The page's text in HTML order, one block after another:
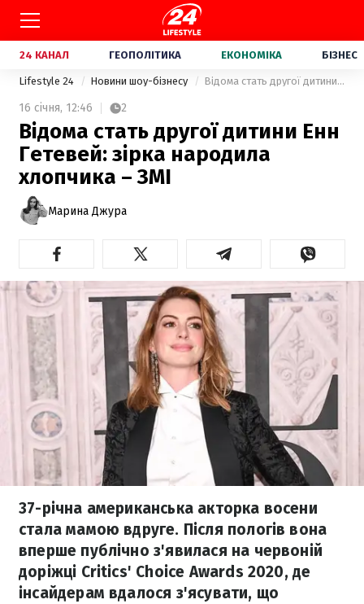
24 КАНАЛ ГЕОПОЛІТИКА ЕКОНОМІКА БІЗНЕС
Lifestyle 24 Новини шоу-бізнесу Відома стать другої дитини Енн Гетевей: зірка народила хлопчика – ЗМІ
16 січня, 12:46 2
Відома стать другої дитини Енн
Гетевей: зірка народила
хлопчика – ЗМІ
Марина Джура
37-річна американська акторка восени
стала мамою вдруге. Після пологів вона
вперше публічно з'явилася на червоній
доріжці Critics' Choice Awards 2020, де
інсайдерам вдалося з'ясувати, що